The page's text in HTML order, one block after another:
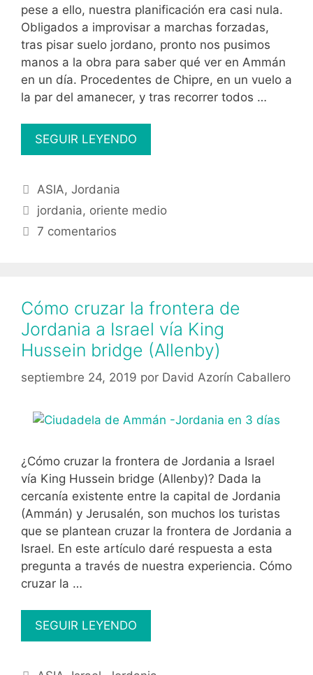
pese a ello, nuestra planificación era casi nula.
Obligados a improvisar a marchas forzadas,
tras pisar suelo jordano, pronto nos pusimos
manos a la obra para saber qué ver en Ammán
en un día. Procedentes de Chipre, en un vuelo a
la par del amanecer, y tras recorrer todos …
SEGUIR LEYENDO
ver
en
Categorías
ASIA,Jordania
Etiquetas
jordania, oriente medio
7 comentarios
Cómo cruzar la frontera de
Jordania a Israel vía King
Hussein bridge (Allenby)
septiembre 24, 2019 por David Azorín Caballero
¿Cómo cruzar la frontera de Jordania a Israel
vía King Hussein bridge (Allenby)? Dada la
cercanía existente entre la capital de Jordania
(Ammán) y Jerusalén, son muchos los turistas
que se plantean cruzar la frontera de Jordania a
Israel. En este artículo daré respuesta a esta
pregunta a través de nuestra experiencia. Cómo
cruzar la …
SEGUIR LEYENDO
cruzar